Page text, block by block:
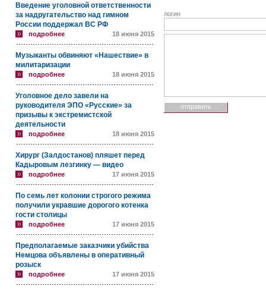
Введение уголовной ответственности
за надругательство над гимном
России поддержал ВС РФ
подробнее 18 июня 2015
Музыканты обвиняют «Нашествие» в
милитаризации
подробнее 18 июня 2015
Уголовное дело завели на
руководителя ЭПО «Русские» за
призывы к экстремистской
деятельности
подробнее 18 июня 2015
Хирург (Залдостанов) пляшет перед
Кадыровым лезгинку — видео
подробнее 17 июня 2015
По семь лет колонии строгого режима
получили укравшие дорогого котенка
гости столицы
подробнее 17 июня 2015
Предполагаемые заказчики убийства
Немцова объявлены в оперативный
розыск
подробнее 17 июня 2015
логин